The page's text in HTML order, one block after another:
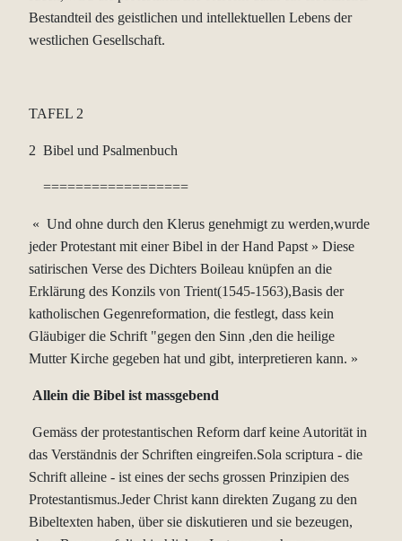
Bestandteil des geistlichen und intellektuellen Lebens der
westlichen Gesellschaft.
TAFEL 2
2 Bibel und Psalmenbuch
==================
« Und ohne durch den Klerus genehmigt zu werden,wurde
jeder Protestant mit einer Bibel in der Hand Papst » Diese
satirischen Verse des Dichters Boileau knüpfen an die
Erklärung des Konzils von Trient(1545-1563),Basis der
katholischen Gegenreformation, die festlegt, dass kein
Gläubiger die Schrift "gegen den Sinn ,den die heilige
Mutter Kirche gegeben hat und gibt, interpretieren kann. »
Allein die Bibel ist massgebend
Gemäss der protestantischen Reform darf keine Autorität in
das Verständnis der Schriften eingreifen.Sola scriptura - die
Schrift alleine - ist eines der sechs grossen Prinzipien des
Protestantismus.Jeder Christ kann direkten Zugang zu den
Bibeltexten haben, über sie diskutieren und sie bezeugen,